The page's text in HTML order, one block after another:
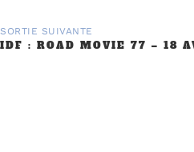
SORTIE SUIVANTE
IDF : ROAD MOVIE 77 – 18